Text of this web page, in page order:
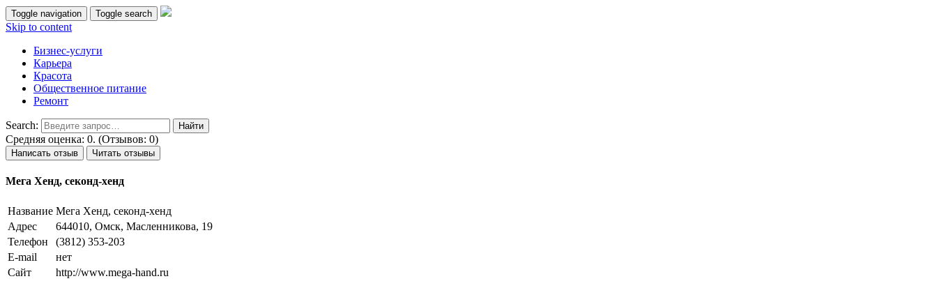
Toggle navigation Toggle search
Skip to content
Бизнес-услуги
Карьера
Красота
Общественное питание
Ремонт
Search:
Средняя оценка: 0. (Отзывов: 0)
Написать отзыв Читать отзывы
Мега Хенд, секонд-хенд
Название Мега Хенд, секонд-хенд
Адрес
644010, Омск, Масленникова, 19
Телефон
(3812) 353-203
E-mail
нет
Сайт
http://www.mega-hand.ru